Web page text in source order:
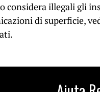
considera illegali gli
di superficie,